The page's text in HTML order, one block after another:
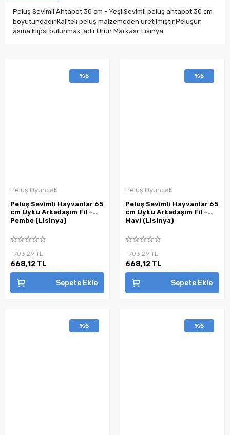
Peluş Sevimli Ahtapot 30 cm - YeşilSevimli peluş ahtapot 30 cm
boyutundadır.Kaliteli peluş malzemeden üretilmiştir.Peluşun
asma klipsi bulunmaktadır.Ürün Markası: Lisinya
%5
Peluş Oyuncak
Peluş Sevimli Hayvanlar 65
cm Uyku Arkadaşım Fil -
Pembe (Lisinya)
703,29 TL
668,12 TL
Sepete Ekle
%5
Peluş Oyuncak
Peluş Sevimli Hayvanlar 65
cm Uyku Arkadaşım Fil -
Mavi (Lisinya)
703,29 TL
668,12 TL
Sepete Ekle
%5 %5